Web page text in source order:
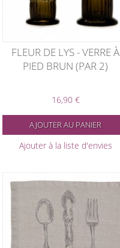
FLEUR DE LYS - VERRE À
PIED BRUN (PAR 2)
16,90 €
AJOUTER AU PANIER
Ajouter à la liste d'envies